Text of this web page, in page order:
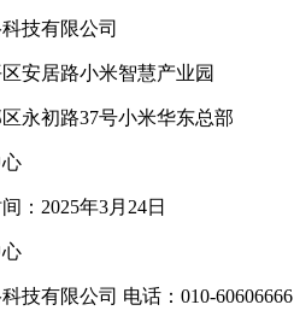
技有限公司
安居路小米智慧产业园
永初路37号小米华东总部
：2025年3月24日
技有限公司 电话：010-60606666